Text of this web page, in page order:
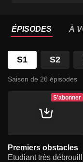
ÉPISODES À
S1 S2
Saison de 26 épisodes
S'abonner
Premiers obstacles
Etudiant très